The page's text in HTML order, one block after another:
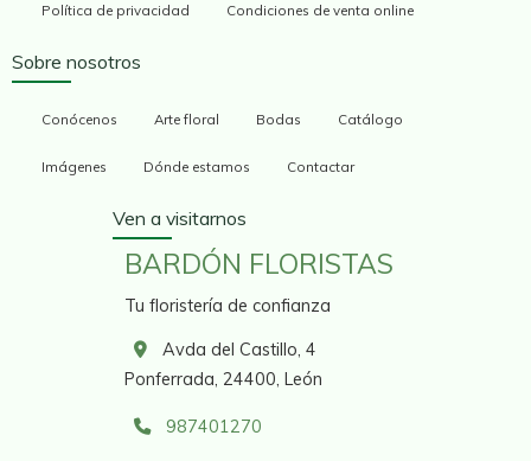
Política de privacidad Condiciones de venta online
Sobre nosotros
Conócenos Arte floral Bodas Catálogo
Imágenes Dónde estamos Contactar
Ven a visitarnos
BARDÓN FLORISTAS
Tu floristería de confianza
Avda del Castillo, 4
Ponferrada, 24400, León
987401270